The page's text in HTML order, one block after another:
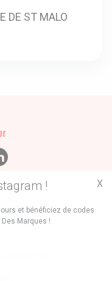
DE ST MALO
!
et bénéficiez de codes
Marques !
X